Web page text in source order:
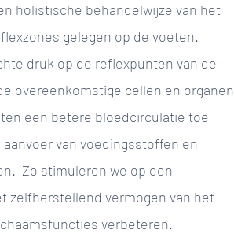
holistische behandelwijze van het
gelegen op de voeten.
druk op de reflexpunten van de
overeenkomstige cellen en organen
een betere bloedcirculatie toe
van voedingsstoffen en
Zo stimuleren we op een
zelfherstellend vermogen van het
verbeteren.